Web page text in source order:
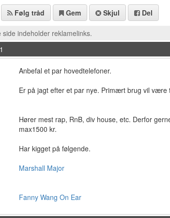
Følg tråd Gem Skjul Del
indeholder reklamelinks.
Anbefal et par hovedtelefoner.
Er på jagt efter et par nye. Primært brug vil være
Hører mest rap, RnB, div house, etc. Derfor
max1500 kr.
Har kigget på følgende.
Marshall Major
Fanny Wang On Ear